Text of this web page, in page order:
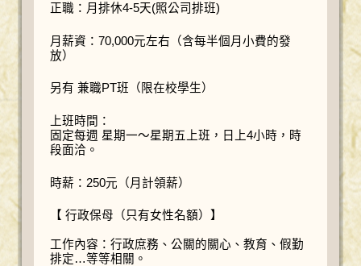
正職：月排休4-5天(照公司排班)
月薪資：70,000元左右（含每半個月小費的發
放）
另有 兼職PT班（限在校學生）
上班時間：
固定每週 星期一～星期五上班，日上4小時，時
段面洽。
時薪：250元（月計領薪）
【 行政保母（只有女性名額）】
工作內容：行政庶務、公關的關心、教育、假勤
排定…等等相關。